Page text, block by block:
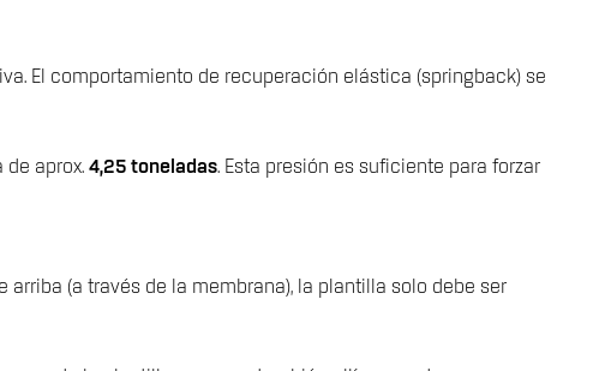
El comportamiento de recuperación elástica (springback) se
de aprox. 4,25 toneladas. Esta presión es suficiente para forzar
(a través de la membrana), la plantilla solo debe ser